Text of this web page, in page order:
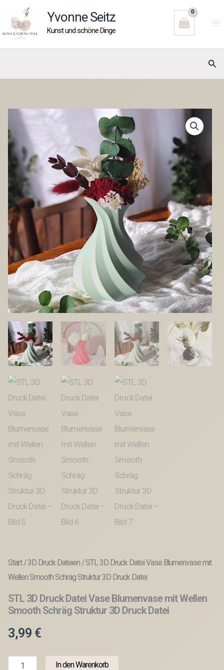
Inhalt
springen
Yvonne Seitz
Kunst und schöne Dinge
Start/3D Druck Dateien/ STL 3D Druck Datei Vase Blumenvase mit
Wellen Smooth Schräg Struktur 3D Druck Datei
STL 3D Druck Datei Vase Blumenvase mit Wellen
Smooth Schräg Struktur 3D Druck Datei
3,99 €
In den Warenkorb